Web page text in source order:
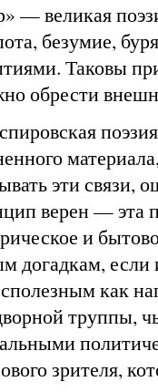
— великая
безумие,
Таковы
обрести
эти связи,
верен — эта
и
догадкам, если
как
труппы,
зрителя,